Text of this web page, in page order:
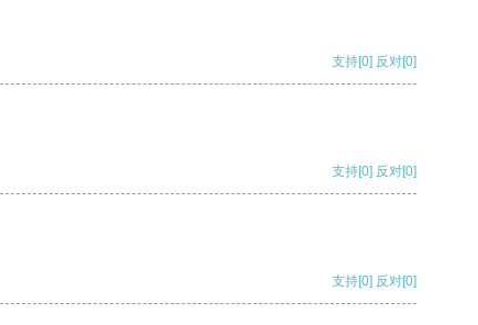
支持[0] 反对[0]
支持[0] 反对[0]
支持[0] 反对[0]